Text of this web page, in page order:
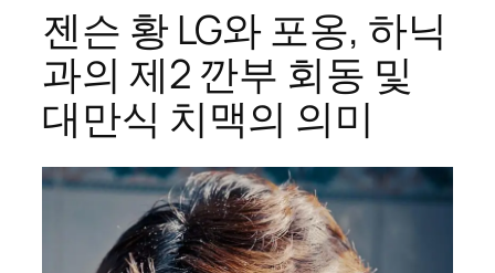
젠슨 황 LG와 포옹, 하닉
과의 제2 깐부 회동 및
대만식 치맥의 의미